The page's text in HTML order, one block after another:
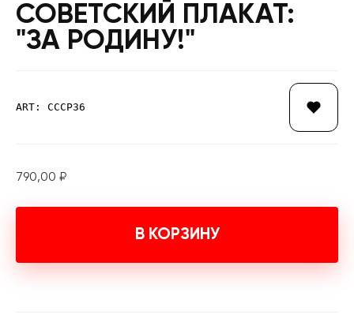
СОВЕТСКИЙ ПЛАКАТ:
"ЗА РОДИНУ!"
ART: СССР36
790,00 ₽
В КОРЗИНУ